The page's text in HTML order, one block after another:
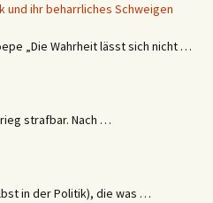
und ihr beharrliches Schweigen
„Die Wahrheit lässt sich nicht …
strafbar. Nach …
in der Politik), die was …